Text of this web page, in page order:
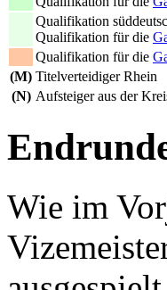
Qualifikation
Qualifikation für die
Qualifikation für die
(M) Titelverteidiger Rhein
(N) Aufsteiger aus der
Wie im